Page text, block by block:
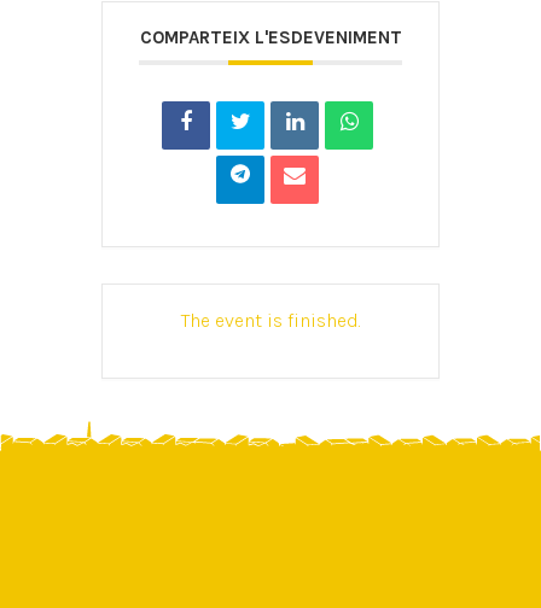
COMPARTEIX L'ESDEVENIMENT
The event is finished.